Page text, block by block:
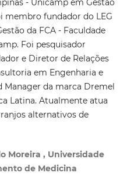
- Unicamp em Gestão
membro fundador do LEG
da FCA - Faculdade
Foi pesquisador
e Diretor de Relações
em Engenharia e
Manager da marca Dremel
Latina. Atualmente atua
alternativos de
Moreira , Universidade
de Medicina